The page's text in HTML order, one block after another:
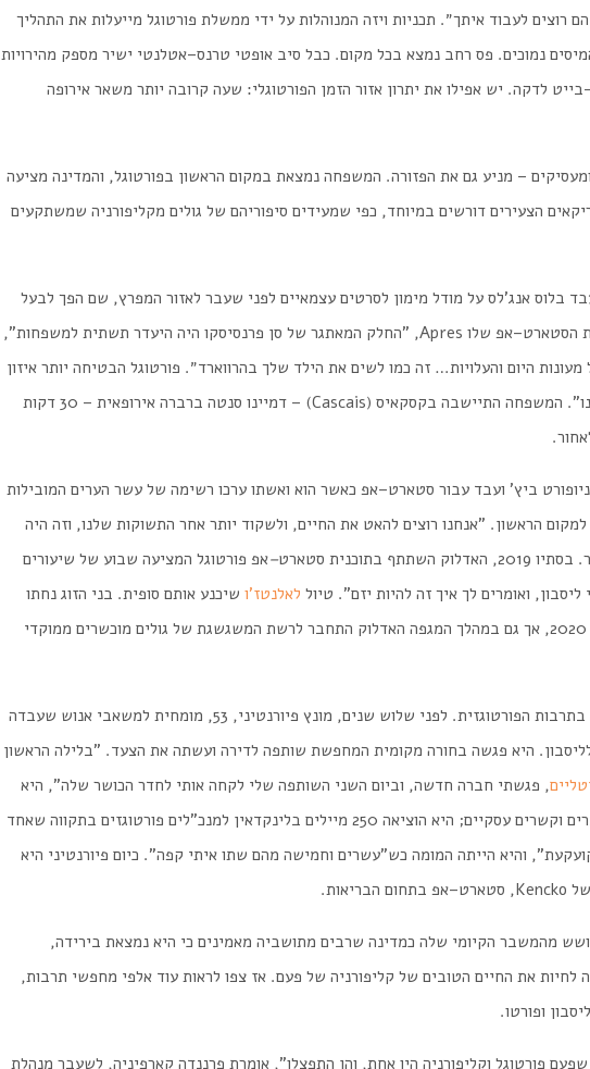
הם רוצים לעבוד איתך״. תכניות ויזה המנוהלות על ידי ממשלת פורטוגל מייעלות את התהליך
נמוכים. פס רחב נמצא בכל מקום. כבל סיב אופטי טרנס–אטלנטי ישיר מספק מהירויות
בייט לדקה. יש אפילו את יתרון אזור הזמן הפורטוגלי: שעה קרובה יותר משאר אירופה
ומעסיקים – מניע גם את הפזורה. המשפחה נמצאת במקום הראשון בפורטוגל, והמדינה מציעה
הצעירים דורשים במיוחד, כפי שמעידים סיפוריהם של גולים מקליפורניה שמשתקעים
בלוס אנג'לס על מודל מימון לסרטים עצמאיים לפני שעבר לאזור המפרץ, שם הפך לבעל
הסטארט–אפ שלו Apres
, "החלק המאתגר של סן פרנסיסקו היה היעדר תשתית למשפחות",
מעונות היום והעלויות… זה כמו לשים את הילד שלך בהרווארד״. פורטוגל הבטיחה יותר איזון
". המשפחה התיישבה בקסקאיס (
Cascais
) – דמיינו סנטה ברברה אירופאית – 30
דקות
.
ביץ' ועבד עבור סטארט–אפ כאשר הוא ואשתו ערכו רשימה של עשר הערים המובילות
למקום הראשון. "אנחנו רוצים להאט את החיים, ולשקוד יותר אחר התשוקות שלנו, וזה היה
. בסתיו האדלוק השתתף בתוכנית סטארט–אפ פורטוגל המציעה שבוע של שיעורים
ליסבון, ואומרים לך איך זה להיות יזם". טיול לאלנטז'ו שיכנע אותם סופית. בני הזוג נחתו
אך גם במהלך המגפה האדלוק התחבר לרשת המשגשגת של גולים מוכשרים ממוקדי
בתרבות הפורטוגזית. לפני שלוש שנים, מונץ פיורנטיני, 53, מומחית למשאבי אנוש שעבדה
. היא פגשה בחורה מקומית המחפשת שותפה לדירה ועשתה את הצעד. "בלילה הראשון
, פגשתי חברה חדשה, וביום השני השותפה שלי לקחה אותי לחדר הכושר שלה", היא
וקשרים עסקיים; היא הוציאה מיילים בלינקדאין למנכ"לים פורטוגזים בתקווה שאחד
", והיא הייתה המומה כש"עשרים וחמישה מהם שתו איתי קפה". כיום פיורנטיני היא
של Kencko
, סטארט–אפ בתחום הבריאות.
מהמשבר הקיומי שלה כמדינה שרבים מתושביה מאמינים כי היא נמצאת בירידה,
לחיות את החיים הטובים של קליפורניה של פעם. אז צפו לראות עוד אלפי מחפשי תרבות,
ופורטו.
שפעם פורטוגל וקליפורניה היו אחת, והן התפצלו", אומרת פרננדה קארפיניה, לשעבר מנהלת